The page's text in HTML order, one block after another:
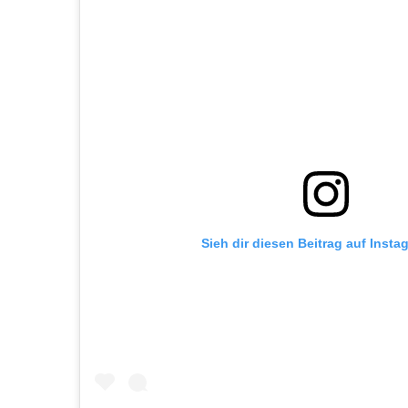
Sieh dir diesen Beitrag auf